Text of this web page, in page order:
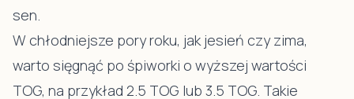
sen.
W chłodniejsze pory roku, jak jesień czy zima,
warto sięgnąć po śpiworki o wyższej wartości
TOG, na przykład 2.5 TOG lub 3.5 TOG. Takie